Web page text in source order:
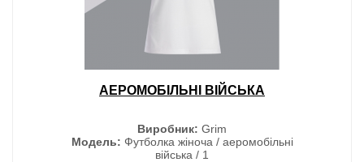
АЕРОМОБІЛЬНІ ВІЙСЬКА
Виробник: Grim
Модель: Футболка жіноча / аеромобільні
війська / 1